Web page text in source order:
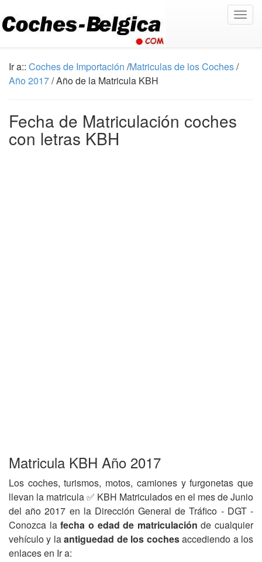
Ir a:: Coches de Importación /Matriculas de los Coches/
Año 2017/ Año de la Matricula KBH
Fecha de Matriculación coches
con letras KBH
Matricula KBH Año 2017
Los coches, turismos, motos, camiones y furgonetas que
llevan la matricula ✅ KBH Matriculados en el mes de Junio
del año 2017 en la Dirección General de Tráfico - DGT -
Conozca lafecha o edad de matriculación de cualquier
vehículo y laantiguedad de los cochesaccediendo a los
enlaces en Ir a: